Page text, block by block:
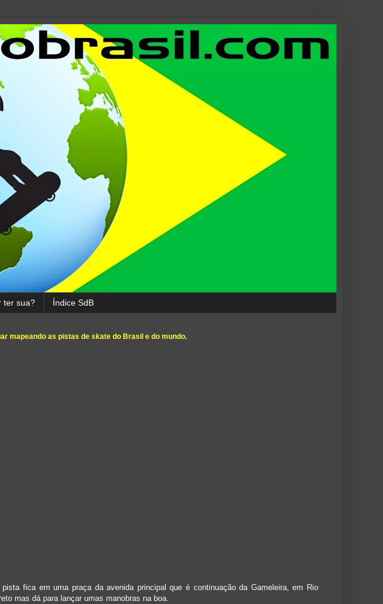
ter sua? Índice SdB
mapeando as pistas de skate do Brasil e do mundo.
fica em uma praça da avenida principal que é continuação da Gameleira, em Rio
mas dá para lançar umas manobras na boa.